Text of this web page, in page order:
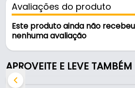
- Modelo: Canto Menor Case
- Material: Aço Carbono
- Acabamento: Zincado Azulado
Avaliações do produto
Este produto ainda não recebeu
nenhuma avaliação
APROVEITE E LEVE TAMBÉM